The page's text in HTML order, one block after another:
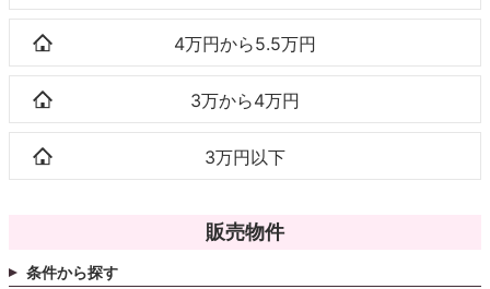
4万円から5.5万円
3万から4万円
3万円以下
販売物件
条件から探す